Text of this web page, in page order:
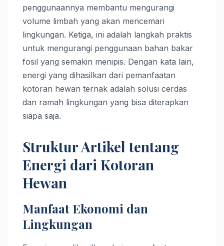
penggunaannya membantu mengurangi
volume limbah yang akan mencemari
lingkungan. Ketiga, ini adalah langkah praktis
untuk mengurangi penggunaan bahan bakar
fosil yang semakin menipis. Dengan kata lain,
energi yang dihasilkan dari pemanfaatan
kotoran hewan ternak adalah solusi cerdas
dan ramah lingkungan yang bisa diterapkan
siapa saja.
Struktur Artikel tentang
Energi dari Kotoran
Hewan
Manfaat Ekonomi dan
Lingkungan